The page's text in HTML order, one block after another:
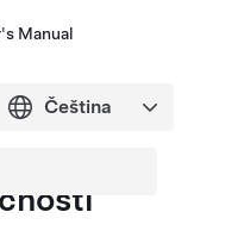
Manual